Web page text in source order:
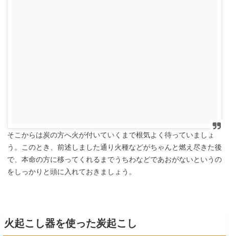
そこからは炭の方へ火が付いていくまで根気よく待っていましょ
う。このとき、前述しました通り火種などがちゃんと燃え尽きた後
で、本命の方に移ってくれるまでうちわなどであおがないというの
をしっかりと頭に入れておきましょう。
火起こし器を使った炭起こし